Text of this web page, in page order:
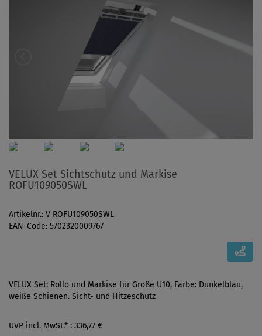
VELUX Set Sichtschutz und Markise
ROFU109050SWL
Artikelnr.: V ROFU109050SWL
EAN-Code: 5702320009767
VELUX Set: Rollo und Markise für Größe U10, Farbe: Dunkelblau,
weiße Schienen. Sicht- und Hitzeschutz
UVP incl. MwSt.* : 336,77 €